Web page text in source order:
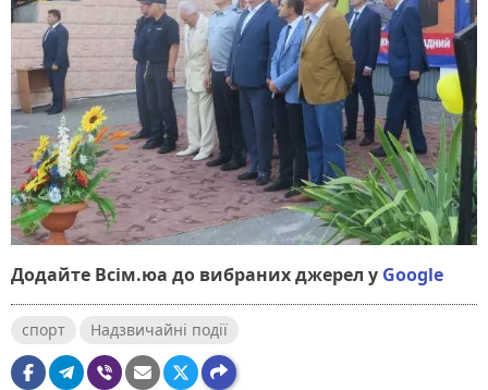
Додайте Всім.юа до вибраних джерел у Google
спорт Надзвичайні події